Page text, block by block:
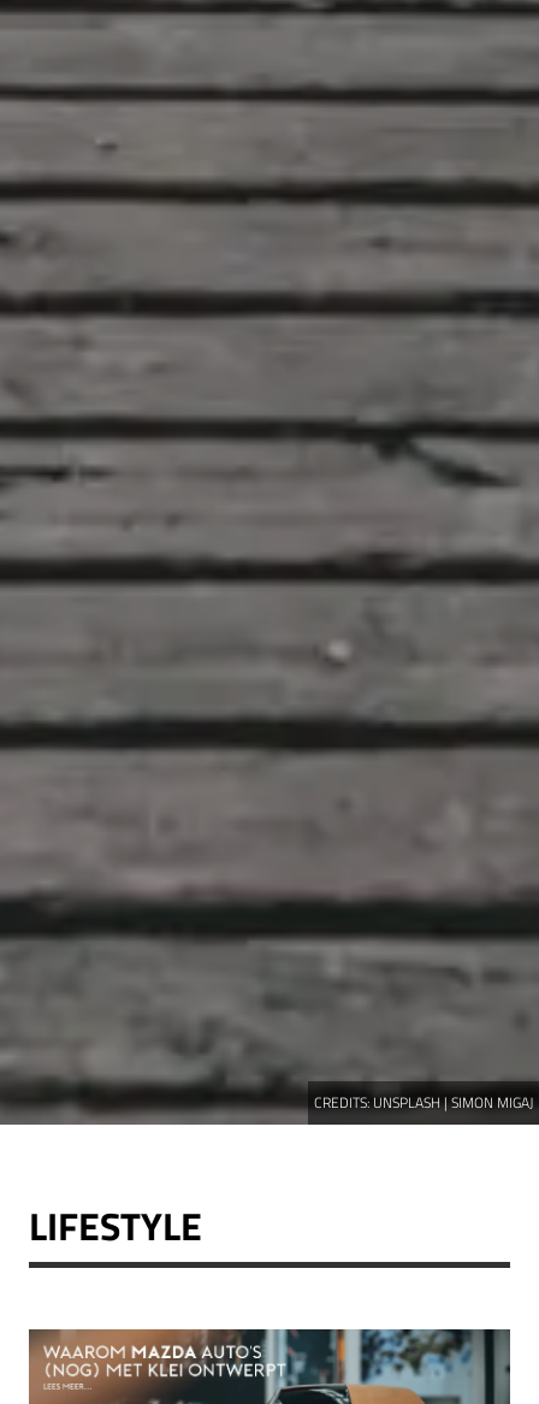
CREDITS: UNSPLASH | SIMON MIGAJ
LIFESTYLE